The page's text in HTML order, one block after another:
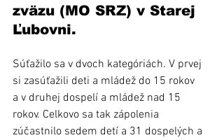
zväzu (MO SRZ) v Starej
Ľubovni.
Súťažilo sa v dvoch kategóriách. V prvej
si zasúťažili deti a mládež do 15 rokov
a v druhej dospelí a mládež nad 15
rokov. Celkovo sa tak zápolenia
zúčastnilo sedem detí a 31 dospelých a